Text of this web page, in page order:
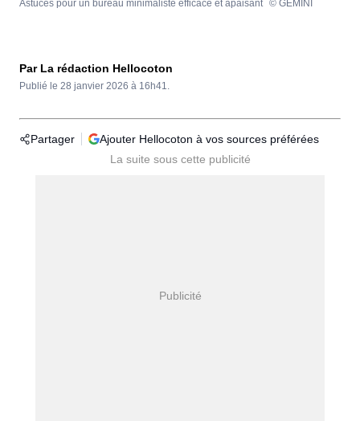
Astuces pour un bureau minimaliste efficace et apaisant © GEMINI
Par La rédaction Hellocoton
Publié le 28 janvier 2026 à 16h41.
Partager Ajouter Hellocoton à vos sources préférées